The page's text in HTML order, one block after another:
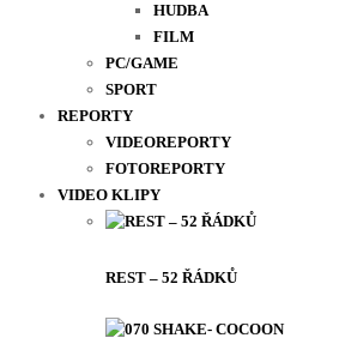
HUDBA
FILM
PC/GAME
SPORT
REPORTY
VIDEOREPORTY
FOTOREPORTY
VIDEO KLIPY
REST – 52 ŘÁDKŮ